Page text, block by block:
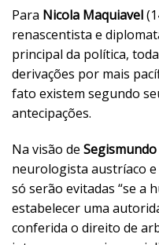
Para Nicola Maquiavel
renascentista e
principal da política,
derivações por mais
fato existem segundo
antecipações.
Na visão de
neurologista austríaco
só serão evitadas “se a
estabelecer uma
conferida o direito de